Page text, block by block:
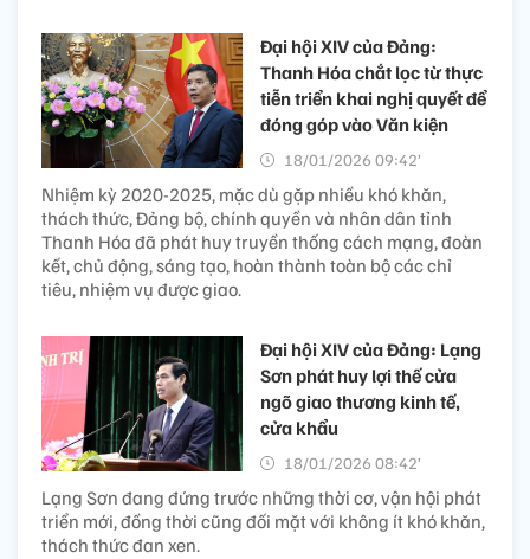
Đại hội XIV của Đảng:
Thanh Hóa chắt lọc từ thực
tiễn triển khai nghị quyết để
đóng góp vào Văn kiện
18/01/2026 09:42’
Nhiệm kỳ 2020-2025, mặc dù gặp nhiều khó khăn,
thách thức, Đảng bộ, chính quyền và nhân dân tỉnh
Thanh Hóa đã phát huy truyền thống cách mạng, đoàn
kết, chủ động, sáng tạo, hoàn thành toàn bộ các chỉ
tiêu, nhiệm vụ được giao.
Đại hội XIV của Đảng: Lạng
Sơn phát huy lợi thế cửa
ngõ giao thương kinh tế,
cửa khẩu
18/01/2026 08:42’
Lạng Sơn đang đứng trước những thời cơ, vận hội phát
triển mới, đồng thời cũng đối mặt với không ít khó khăn,
thách thức đan xen.